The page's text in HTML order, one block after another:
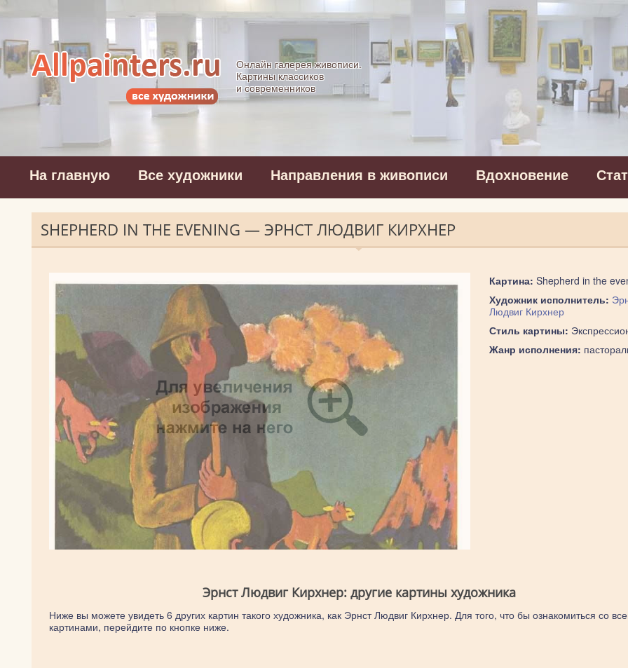
Allpainters.ru - картинная галерея
Онлайн галерея живописи.
Картины классиков
и современников
На главную Все художники Направления в живописи Вдохновение
SHEPHERD IN THE EVENING — ЭРНСТ ЛЮДВИГ КИРХНЕР
Картина: Shepherd in the
Художник исполнитель:
Людвиг Кирхнер
Стиль картины:
Жанр исполнения:
Эрнст Людвиг Кирхнер: другие картины художника
Ниже вы можете увидеть 6 других картин такого художника, как Эрнст Людвиг Кирхнер. Для того, что бы ознакомиться со
картинами, перейдите по кнопке ниже.